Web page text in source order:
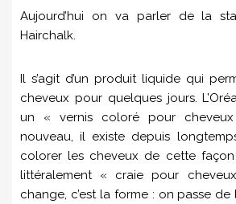
Aujourd’hui on va parler de la
Hairchalk.
Il s’agit d’un produit liquide qui
cheveux pour quelques jours.
un « vernis coloré pour
nouveau, il existe depuis
colorer les cheveux de cette façon
littéralement « craie pour
change, c’est la forme : on passe